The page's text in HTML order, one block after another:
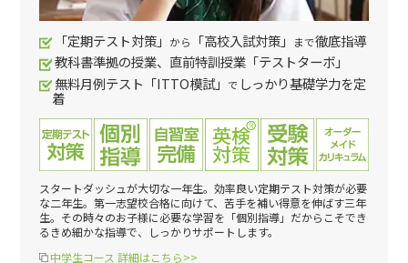
「定期テスト対策」 から 「高校入試対策」 まで徹底指導
教科書準拠の授業、直前特訓授業「テストターボ」
無料月例テスト「ITTO模試」 で しっかり基礎学力を定
着
スタートダッシュが大切な一年生。効率良い定期テスト対策が必要
な二年生。第一志望校合格に向けて、苦手を補い得意を伸ばす三年
生。その時々のお子様に必要な学習を「個別指導」だからこそでき
るきめ細かな指導で、しっかりサポートします。
中学生コース 詳細はこちら>>